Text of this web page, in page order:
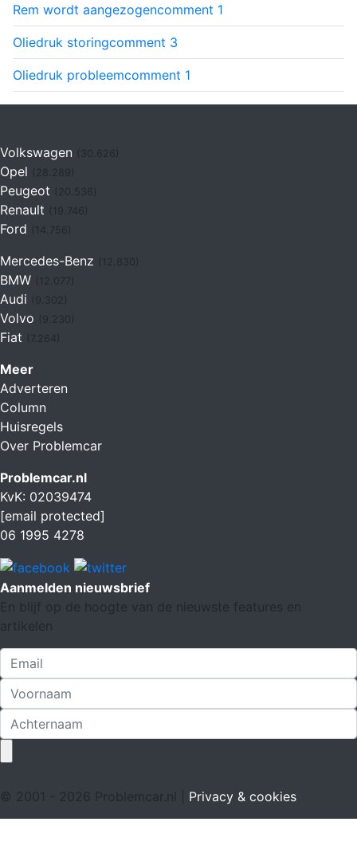
Rem wordt aangezogencomment 1
Oliedruk storingcomment 3
Oliedruk probleemcomment 1
Volkswagen (30.626)
Opel
Peugeot (20.536)
Renault (19.746)
Ford (14.756)
Mercedes-Benz
BMW
Audi
Volvo
Fiat (7.264)
Meer
Adverteren
Column
Huisregels
Over Problemcar
Problemcar.nl
KvK: 02039474
[email protected]
06 1995 4278
Aanmelden nieuwsbrief
En blijf op de hoogte van de nieuwste features en
artikelen
© 2001 - 2026 Problemcar.nl | Privacy & cookies